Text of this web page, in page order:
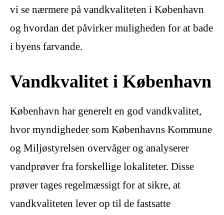
vi se nærmere på vandkvaliteten i København
og hvordan det påvirker muligheden for at bade
i byens farvande.
Vandkvalitet i København
København har generelt en god vandkvalitet,
hvor myndigheder som Københavns Kommune
og Miljøstyrelsen overvåger og analyserer
vandprøver fra forskellige lokaliteter. Disse
prøver tages regelmæssigt for at sikre, at
vandkvaliteten lever op til de fastsatte